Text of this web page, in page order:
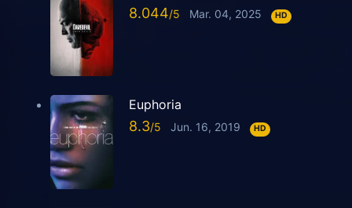
8.044 Mar. 04, 2025 HD
Euphoria
8.3 Jun. 16, 2019 HD